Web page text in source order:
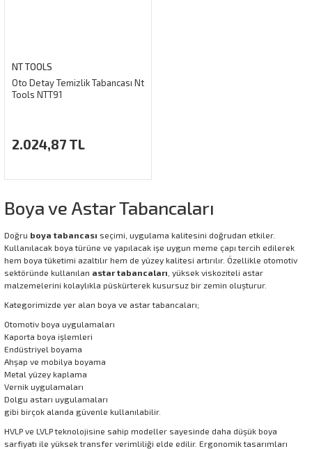
NT TOOLS
Oto Detay Temizlik Tabancası Nt
Tools NTT91
2.024,87 TL
Boya ve Astar Tabancaları
Doğru boya tabancası seçimi, uygulama kalitesini doğrudan etkiler.
Kullanılacak boya türüne ve yapılacak işe uygun meme çapı tercih edilerek
hem boya tüketimi azaltılır hem de yüzey kalitesi artırılır. Özellikle otomotiv
sektöründe kullanılan astar tabancaları , yüksek viskoziteli astar
malzemelerini kolaylıkla püskürterek kusursuz bir zemin oluşturur.
Kategorimizde yer alan boya ve astar tabancaları;
Otomotiv boya uygulamaları
Kaporta boya işlemleri
Endüstriyel boyama
Ahşap ve mobilya boyama
Metal yüzey kaplama
Vernik uygulamaları
Dolgu astarı uygulamaları
gibi birçok alanda güvenle kullanılabilir.
HVLP ve LVLP teknolojisine sahip modeller sayesinde daha düşük boya
sarfiyatı ile yüksek transfer verimliliği elde edilir. Ergonomik tasarımları